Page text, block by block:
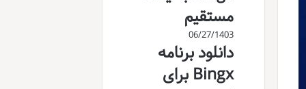
مستقیم
06/27/1403
دانلود برنامه
Bingx برای